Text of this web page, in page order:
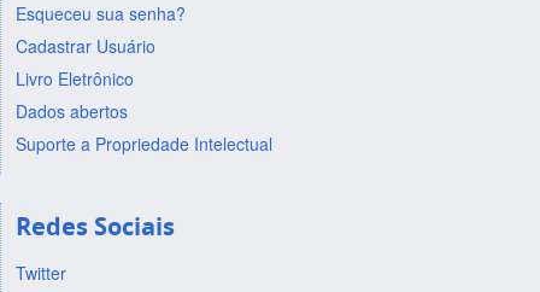
Esqueceu sua senha?
Cadastrar Usuário
Livro Eletrônico
Dados abertos
Suporte a Propriedade Intelectual
Redes Sociais
Twitter